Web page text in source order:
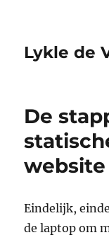
Lykle de
De
website
Eindelijk,
de laptop om